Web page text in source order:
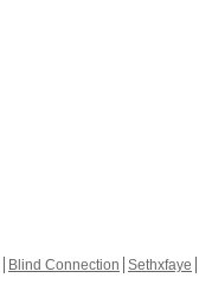
Blind Connection Sethxfaye